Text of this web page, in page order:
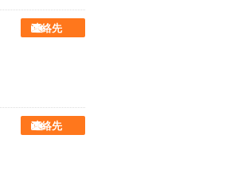
連絡先
連絡先